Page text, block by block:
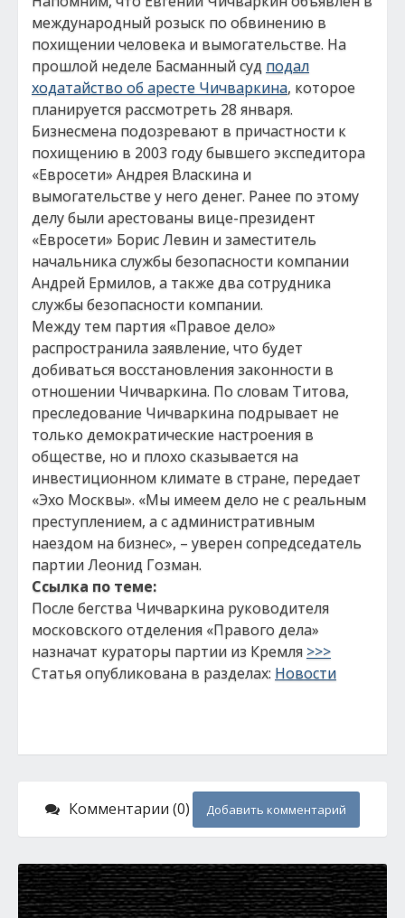
международный розыск по обвинению в
похищении человека и вымогательстве. На
прошлой неделе Басманный суд подал
ходатайство об аресте Чичваркина, которое
планируется рассмотреть 28 января.
Бизнесмена подозревают в причастности к
похищению в 2003 году бывшего экспедитора
«Евросети» Андрея Власкина и
вымогательстве у него денег. Ранее по этому
делу были арестованы вице-президент
«Евросети» Борис Левин и заместитель
начальника службы безопасности компании
Андрей Ермилов, а также два сотрудника
службы безопасности компании.
Между тем партия «Правое дело»
распространила заявление, что будет
добиваться восстановления законности в
отношении Чичваркина. По словам Титова,
преследование Чичваркина подрывает не
только демократические настроения в
обществе, но и плохо сказывается на
инвестиционном климате в стране, передает
«Эхо Москвы». «Мы имеем дело не с реальным
преступлением, а с административным
наездом на бизнес», – уверен сопредседатель
партии Леонид Гозман.
Ссылка по теме:
После бегства Чичваркина руководителя
московского отделения «Правого дела»
назначат кураторы партии из Кремля >>>
Статья опубликована в разделах: Новости
Комментарии (0) Добавить комментарий